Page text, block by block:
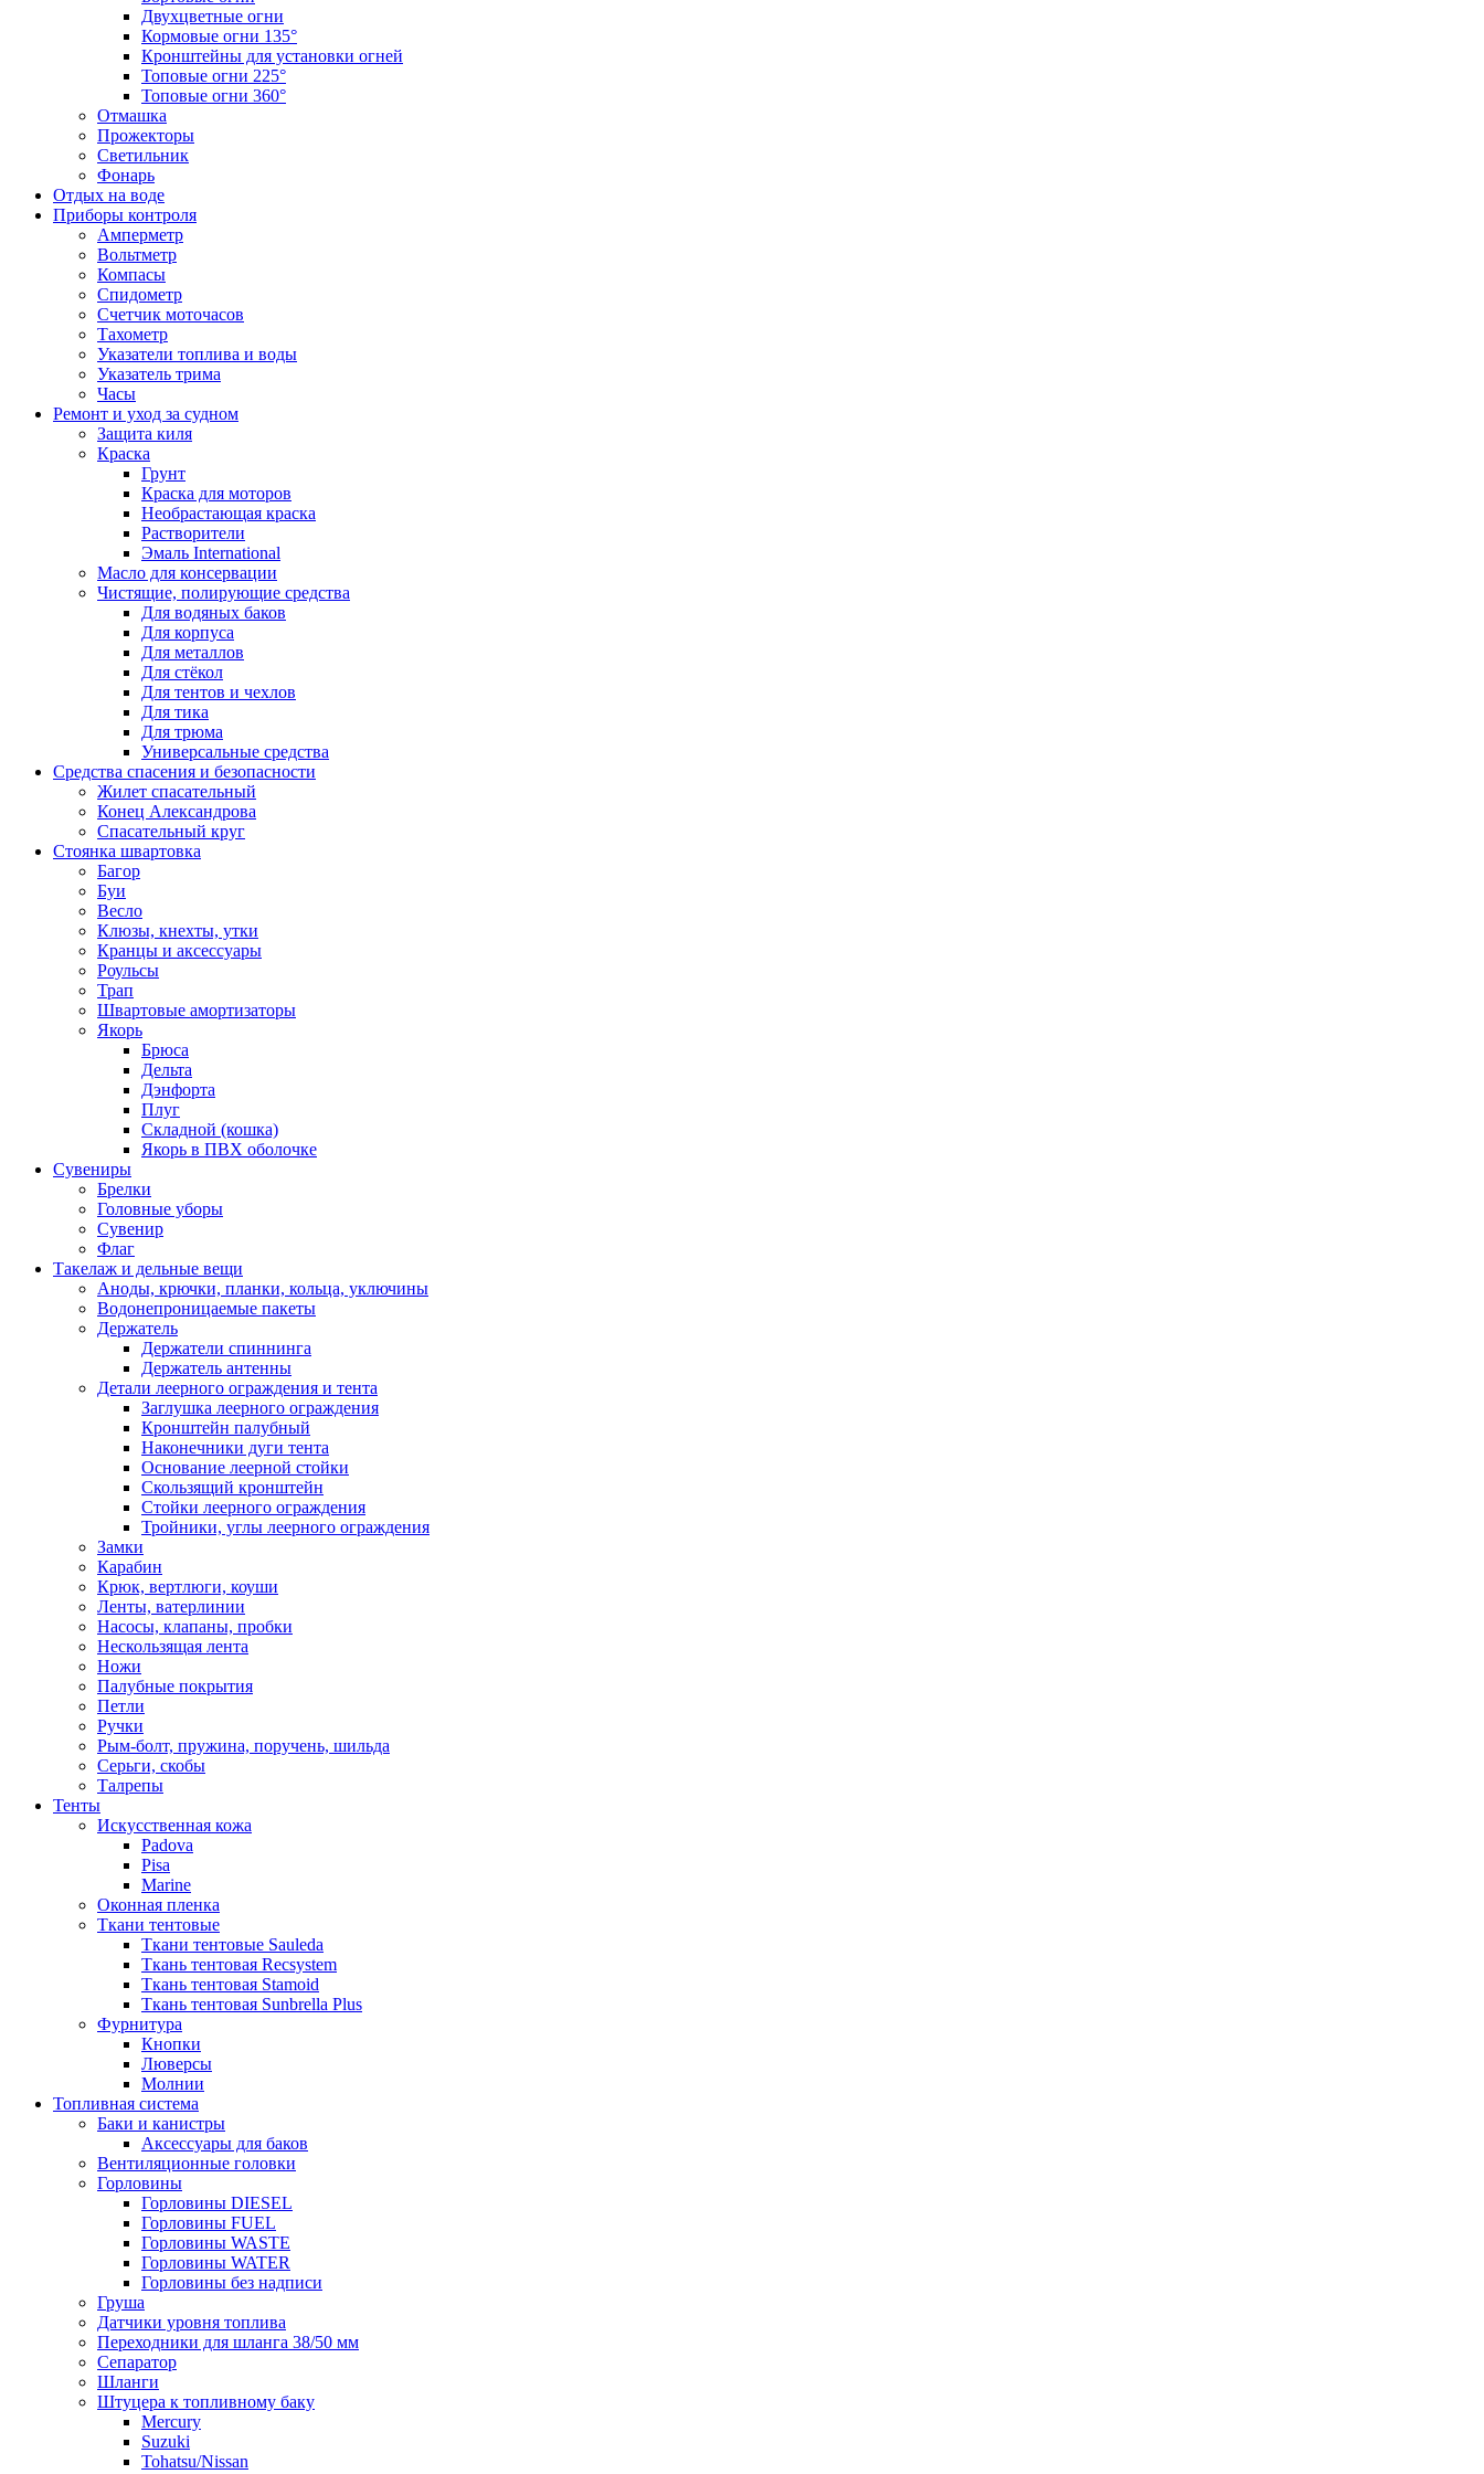
Двухцветные огни
Кормовые огни 135°
Кронштейны для установки огней
Топовые огни 225°
Топовые огни 360°
Отмашка
Прожекторы
Светильник
Фонарь
Отдых на воде
Приборы контроля
Амперметр
Вольтметр
Компасы
Спидометр
Счетчик моточасов
Тахометр
Указатели топлива и воды
Указатель трима
Часы
Ремонт и уход за судном
Защита киля
Краска
Грунт
Краска для моторов
Необрастающая краска
Растворители
Эмаль International
Масло для консервации
Чистящие, полирующие средства
Для водяных баков
Для корпуса
Для металлов
Для стёкол
Для тентов и чехлов
Для тика
Для трюма
Универсальные средства
Средства спасения и безопасности
Жилет спасательный
Конец Александрова
Спасательный круг
Стоянка швартовка
Багор
Буи
Весло
Клюзы, кнехты, утки
Кранцы и аксессуары
Роульсы
Трап
Швартовые амортизаторы
Якорь
Брюса
Дельта
Дэнфорта
Плуг
Складной (кошка)
Якорь в ПВХ оболочке
Сувениры
Брелки
Головные уборы
Сувенир
Флаг
Такелаж и дельные вещи
Аноды, крючки, планки, кольца, уключины
Водонепроницаемые пакеты
Держатель
Держатели спиннинга
Держатель антенны
Детали леерного ограждения и тента
Заглушка леерного ограждения
Кронштейн палубный
Наконечники дуги тента
Основание леерной стойки
Скользящий кронштейн
Стойки леерного ограждения
Тройники, углы леерного ограждения
Замки
Карабин
Крюк, вертлюги, коуши
Ленты, ватерлинии
Насосы, клапаны, пробки
Нескользящая лента
Ножи
Палубные покрытия
Петли
Ручки
Рым-болт, пружина, поручень, шильда
Серьги, скобы
Талрепы
Тенты
Искусственная кожа
Padova
Pisa
Marine
Оконная пленка
Ткани тентовые
Ткани тентовые Sauleda
Ткань тентовая Recsystem
Ткань тентовая Stamoid
Ткань тентовая Sunbrella Plus
Фурнитура
Кнопки
Люверсы
Молнии
Топливная система
Баки и канистры
Аксессуары для баков
Вентиляционные головки
Горловины
Горловины DIESEL
Горловины FUEL
Горловины WASTE
Горловины WATER
Горловины без надписи
Груша
Датчики уровня топлива
Переходники для шланга 38/50 мм
Сепаратор
Шланги
Штуцера к топливному баку
Mercury
Suzuki
Tohatsu/Nissan